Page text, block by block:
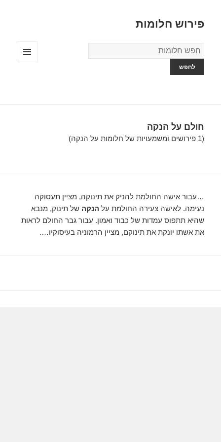
פירוש חלומות
מילון
החלומות
חולם על הנקה
(1 פירושים ומשמעויות של חלומות על הנקה)
…עבור אישה החולמת להניק את תינוקה, מציין תעסוקה
נעימה. לאישה צעירה החולמת על הנקה של תינוק, מנבא
שהיא תתפוס עמדות של כבוד ואמון. עבור גבר החולם לראות
את אשתו יונקת את תינוקם, מציין הרמוניה בעיסוקיו….